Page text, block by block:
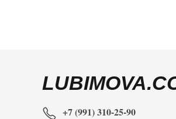
+7 (991) 310-25-90